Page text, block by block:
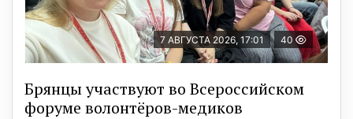
7 АВГУСТА 2026, 17:01 40
Брянцы участвуют во Всероссийском
форуме волонтёров-медиков